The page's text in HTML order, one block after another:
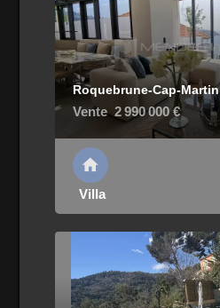
Roquebrune-Cap-Martin
Vente 2 990 000 €
Villa